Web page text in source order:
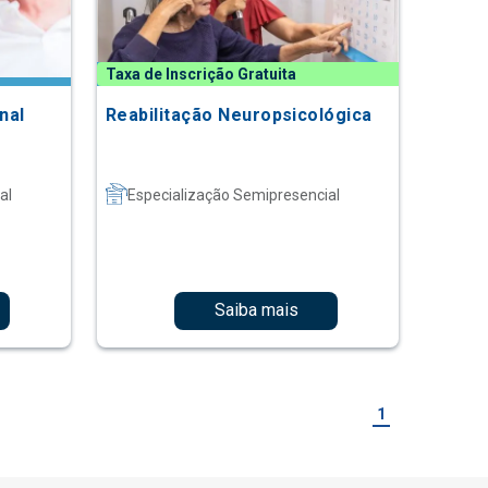
Taxa de Inscrição Gratuita
Reabilitação Neuropsicológica
Especialização Semipresencial
Saiba mais
1